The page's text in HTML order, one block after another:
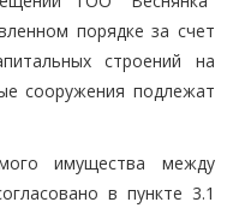
порядке за счет
строений на
сооружения подлежат
имущества между
в пункте 3.1